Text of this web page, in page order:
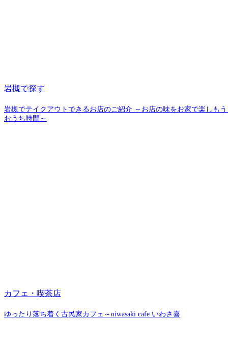
岩槻で探す
岩槻でテイクアウトできるお店のご紹介 ～お店の味をお家で楽しも
おうち時間～
カフェ・喫茶店
ゆったり落ち着く古民家カフェ～niwasaki cafe いわさ喜